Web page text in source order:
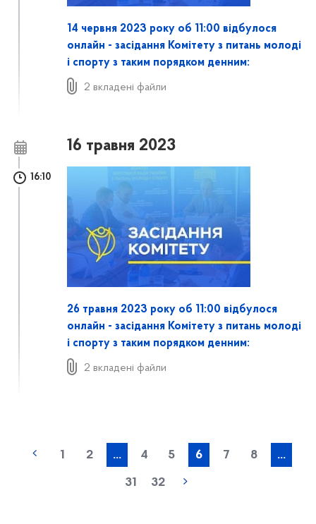
14 червня 2023 року об 11:00 відбулося
онлайн - засідання Комітету з питань молоді
і спорту з таким порядком денним:
2 вкладені файли
16 травня 2023
16:10
26 травня 2023 року об 11:00 відбулося
онлайн - засідання Комітету з питань молоді
і спорту з таким порядком денним:
2 вкладені файли
1 2 ... 4 5 6 7 8 ...
31 32